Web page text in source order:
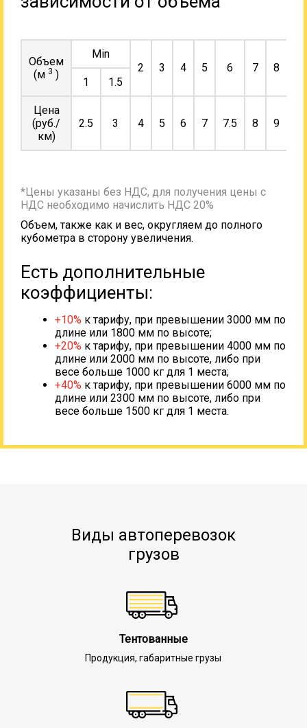
Объем
(м 3 )
Min
2
3 4 5 6 7 8
1
1.5
Цена
(руб./
км)
2.5 3 4 5 6 7 7.5 8 9
*Цены указаны без НДС, для получения цены с
НДС необходимо начислить НДС 20%
Объем, также как и вес, округляем до полного
кубометра в сторону увеличения.
Есть дополнительные
коэффициенты:
+10% к тарифу, при превышении 3000 мм по
длине или 1800 мм по высоте;
+20% к тарифу, при превышении 4000 мм по
длине или 2000 мм по высоте, либо при
весе больше 1000 кг для 1 места;
+40% к тарифу, при превышении 6000 мм по
длине или 2300 мм по высоте, либо при
весе больше 1500 кг для 1 места.
Виды автоперевозок
грузов
Тентованные
Продукция, габаритные грузы